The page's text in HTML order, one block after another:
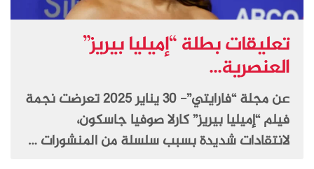
تعليقات بطلة “إميليا بيريز”
العنصرية...
عن مجلة “فارايتي”- 30 يناير 2025 تعرضت نجمة
فيلم “إميليا بيريز” كارلا صوفيا جاسكون،
لانتقادات شديدة بسبب سلسلة من المنشورات …